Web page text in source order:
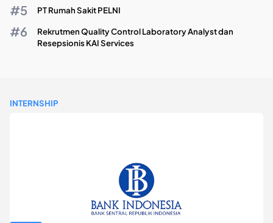
PT Rumah Sakit PELNI
Rekrutmen Quality Control Laboratory Analyst dan
Resepsionis KAI Services
INTERNSHIP